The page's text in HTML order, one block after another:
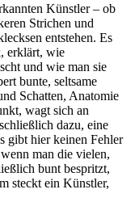
Künstler – ob
Strichen und
entstehen. Es
erklärt, wie
und wie man sie
bunte, seltsame
Schatten, Anatomie
wagt sich an
dazu, eine
gibt hier keinen Fehler
man die vielen,
bunt bespritzt,
steckt ein Künstler,